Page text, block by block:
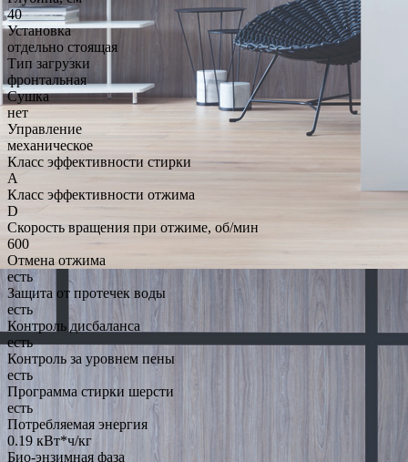
40
Установка
отдельно стоящая
Тип загрузки
фронтальная
Сушка
нет
Управление
механическое
Класс эффективности стирки
A
Класс эффективности отжима
D
Скорость вращения при отжиме, об/мин
600
Отмена отжима
есть
Защита от протечек воды
есть
Контроль дисбаланса
есть
Контроль за уровнем пены
есть
Программа стирки шерсти
есть
Потребляемая энергия
0.19 кВт*ч/кг
Био-энзимная фаза